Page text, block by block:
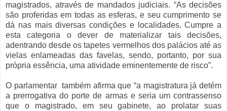
magistrados, através de mandados judiciais. “As decisões
são proferidas em todas as esferas, e seu cumprimento se
dá nas mais diversas condições e localidades. Cumpre a
esta categoria o dever de materializar tais decisões,
adentrando desde os tapetes vermelhos dos palácios até as
vielas enlameadas das favelas, sendo, portanto, por sua
própria essência, uma atividade eminentemente de risco”.
O parlamentar também afirma que “a magistratura já detém
a prerrogativa do porte de armas e seria um contrassenso
que o magistrado, em seu gabinete, ao prolatar suas